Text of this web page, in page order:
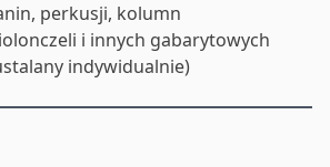
perkusji, kolumn
i innych gabarytowych
indywidualnie)